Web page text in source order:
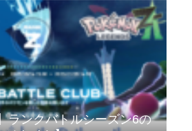
ランクバトルシーズン6の